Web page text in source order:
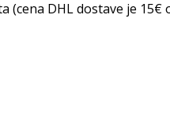
DHL dostave je 15€